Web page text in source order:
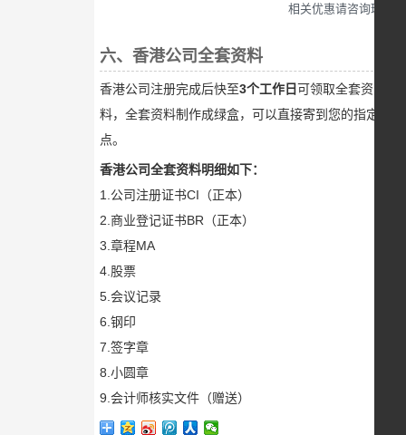
相关优惠请咨询瑞鸿
六、香港公司全套资料
香港公司注册完成后快至3个工作日可领取全套资
料，全套资料制作成绿盒，可以直接寄到您的指定地
点。
香港公司全套资料明细如下：
1.公司注册证书CI（正本）
2.商业登记证书BR（正本）
3.章程MA
4.股票
5.会议记录
6.钢印
7.签字章
8.小圆章
9.会计师核实文件（赠送）